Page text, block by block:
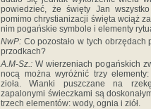
powiedzieć, że święty Jan
pomimo chrystianizacji święta wciąż
nim pogańskie symbole i elementy
NwP: Co pozostało w tych obrzędach
przodkach?
A.M-Sz.: W wierzeniach pogańskich
nocą można wyróżnić trzy
zioła. Wianki puszczane na
zapalonymi świeczkami są
trzech elementów: wody, ognia i ziół.